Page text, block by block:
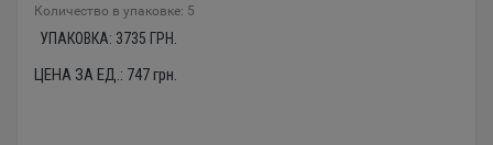
Количество в упаковке: 5
УПАКОВКА: 3735 ГРН.
ЦЕНА ЗА ЕД.: 747грн.